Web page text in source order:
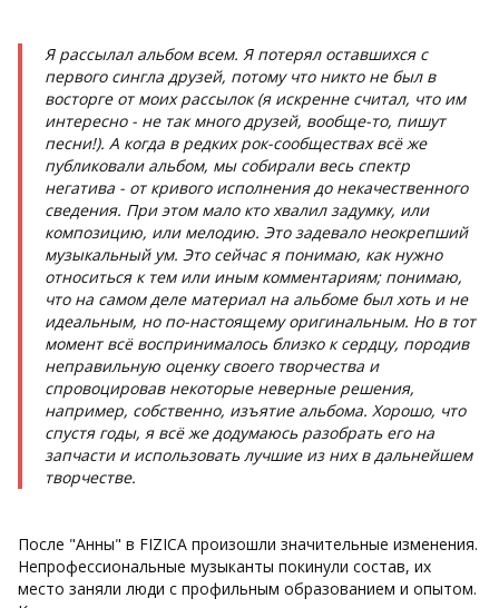
Я рассылал альбом всем. Я потерял оставшихся с
первого сингла друзей, потому что никто не был в
восторге от моих рассылок (я искренне считал, что им
интересно - не так много друзей, вообще-то, пишут
песни!). А когда в редких рок-сообществах всё же
публиковали альбом, мы собирали весь спектр
негатива - от кривого исполнения до некачественного
сведения. При этом мало кто хвалил задумку, или
композицию, или мелодию. Это задевало неокрепший
музыкальный ум. Это сейчас я понимаю, как нужно
относиться к тем или иным комментариям; понимаю,
что на самом деле материал на альбоме был хоть и не
идеальным, но по-настоящему оригинальным. Но в тот
момент всё воспринималось близко к сердцу, породив
неправильную оценку своего творчества и
спровоцировав некоторые неверные решения,
например, собственно, изъятие альбома. Хорошо, что
спустя годы, я всё же додумаюсь разобрать его на
запчасти и использовать лучшие из них в дальнейшем
творчестве.
После "Анны" в FIZICA произошли значительные изменения.
Непрофессиональные музыканты покинули состав, их
место заняли люди с профильным образованием и опытом.